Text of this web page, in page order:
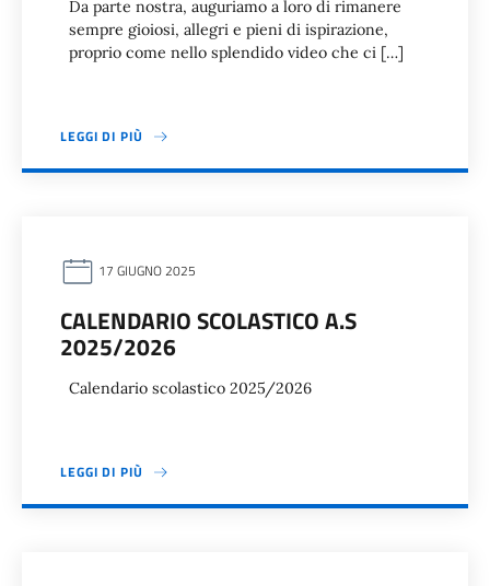
Da parte nostra, auguriamo a loro di rimanere
sempre gioiosi, allegri e pieni di ispirazione,
proprio come nello splendido video che ci […]
LEGGI DI PIÙ
17 GIUGNO 2025
CALENDARIO SCOLASTICO A.S
2025/2026
Calendario scolastico 2025/2026
LEGGI DI PIÙ